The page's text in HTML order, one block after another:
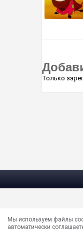
Только
Сообщить об
rss -Читать новости
Мы используем файлы
автоматически